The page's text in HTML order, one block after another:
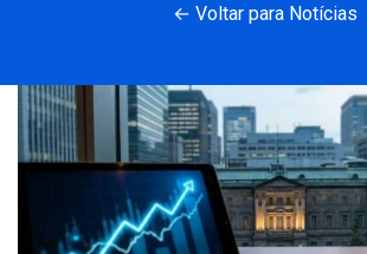
← Voltar para Notícias